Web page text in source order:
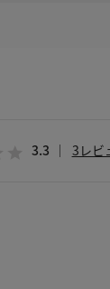
3.3 3レビ